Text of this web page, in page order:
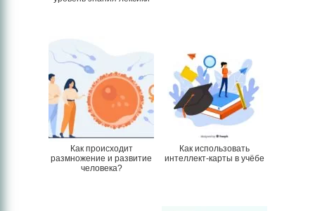
Как происходит
размножение и развитие
человека?
Как использовать
интеллект-карты в учёбе